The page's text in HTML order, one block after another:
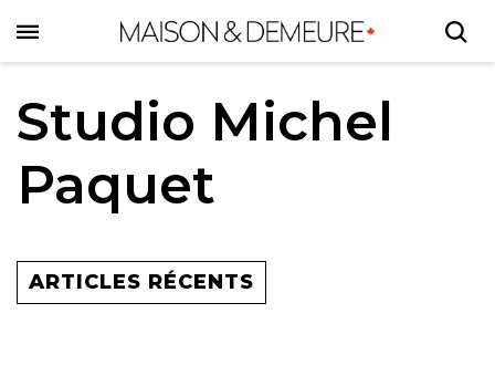
to
main
content
Studio Michel
Paquet
ARTICLES RÉCENTS